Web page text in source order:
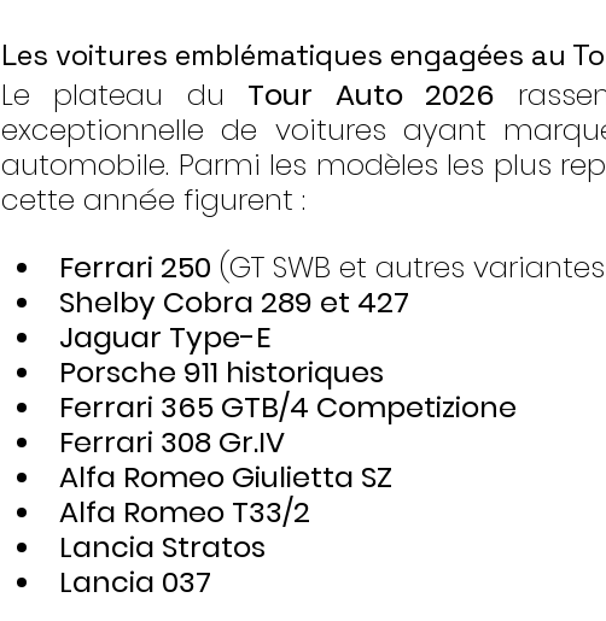
Les voitures emblématiques engagées au
Le plateau du Tour Auto 2026
exceptionnelle de voitures ayant
automobile. Parmi les modèles les plus
cette année figurent :
Ferrari 250 (GT SWB et autres
Shelby Cobra 289 et 427
Jaguar Type-E
Porsche 911 historiques
Ferrari 365 GTB/4 Competizione
Ferrari 308 Gr.IV
Alfa Romeo Giulietta SZ
Alfa Romeo T33/2
Lancia Stratos
Lancia 037